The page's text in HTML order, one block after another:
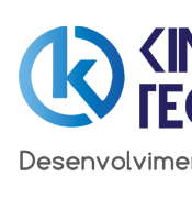
para
conteúdo